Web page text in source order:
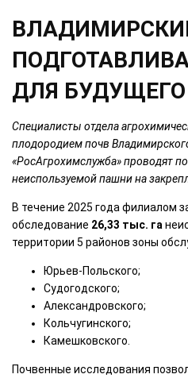
ДЛЯ
Специалисты отдела
плодородием почв
«РосАгрохимслужба» проводят
неиспользуемой пашни на
В течение 2025 года филиалом
обследование 26,33 тыс. га
территории 5 районов зоны
Юрьев-Польского;
Судогодского;
Александровского;
Кольчугинского;
Камешковского.
Почвенные исследования